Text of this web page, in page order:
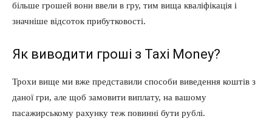
більше грошей вони ввели в гру, тим вища кваліфікація і
значніше відсоток прибутковості.
Як виводити гроші з Taxi Money?
Трохи вище ми вже представили способи виведення коштів з
даної гри, але щоб замовити виплату, на вашому
пасажирському рахунку теж повинні бути рублі.